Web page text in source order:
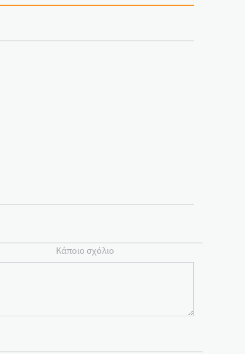
Κάποιο σχόλιο